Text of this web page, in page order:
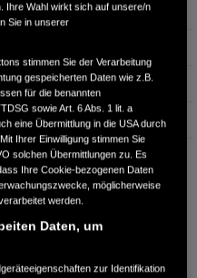
kW / 122 PS
Ihre Wahl wirkt sich auf unsere/n
Sie in unserer
stimmen Sie der Verarbeitung
gespeicherten Daten wie z.B.
für die benannten
sowie Art. 6 Abs. 1 lit. a
eine Übermittlung in die USA durch
Ihrer Einwilligung stimmen Sie
solchen Übermittlungen zu. Es
Ihre Cookie-bezogenen Daten
möglicherweise
werden.
Daten, um
zur Identifikation